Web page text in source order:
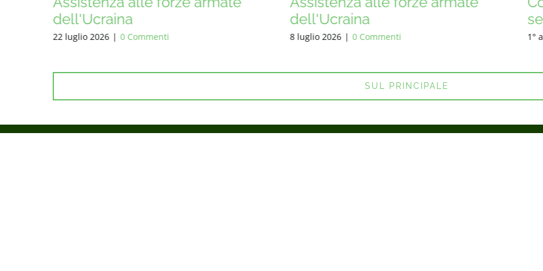
dell'Ucraina
8 luglio 2026 | 0 Commenti
segherie!
1° agosto 2026 | 0 Commenti
SUL PRINCIPALE